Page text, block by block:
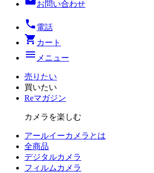
お問い合わせ
local_phone 電話
shopping_cart カート
menu メニュー
売りたい
買いたい
Reマガジン
カメラを楽しむ
アールイーカメラとは
全商品
デジタルカメラ
フィルム カメラ